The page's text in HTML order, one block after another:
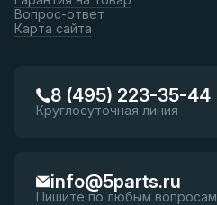
Вопрос-ответ
Карта сайта
8 (495) 223-35-44
Круглосуточная линия
info@5parts.ru
Пишите по любым вопросам